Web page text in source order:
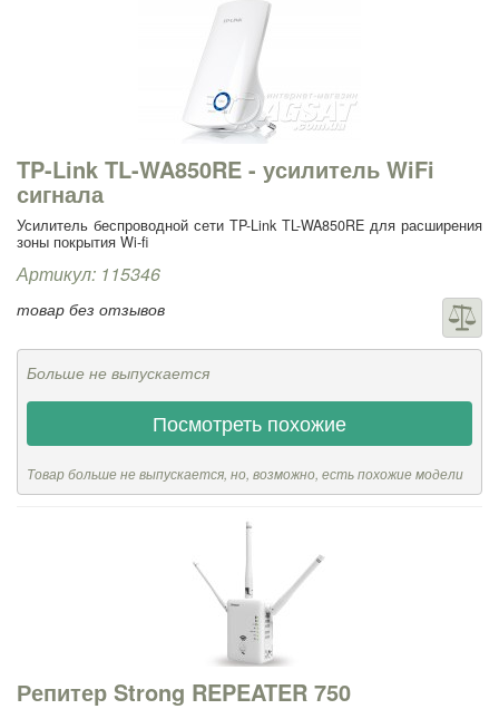
TP-Link TL-WA850RE - усилитель WiFi
сигнала
Усилитель беспроводной сети TP-Link TL-WA850RE для расширения
зоны покрытия Wi-fi
Артикул: 115346
товар без отзывов
Больше не выпускается
Посмотреть похожие
Товар больше не выпускается, но, возможно, есть похожие модели
Репитер Strong REPEATER 750